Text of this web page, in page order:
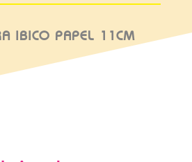
IBICO PAPEL 11CM